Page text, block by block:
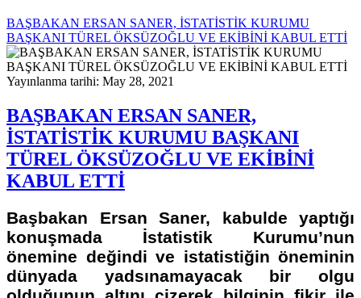
BAŞBAKAN ERSAN SANER, İSTATİSTİK KURUMU
BAŞKANI TÜREL ÖKSÜZOĞLU VE EKİBİNİ KABUL ETTİ
Yayınlanma tarihi: May 28, 2021
BAŞBAKAN ERSAN SANER,
İSTATİSTİK KURUMU BAŞKANI
TÜREL ÖKSÜZOĞLU VE EKİBİNİ
KABUL ETTİ
Başbakan Ersan Saner, kabulde yaptığı
konuşmada İstatistik Kurumu’nun
önemine değindi ve istatistiğin öneminin
dünyada yadsınamayacak bir olgu